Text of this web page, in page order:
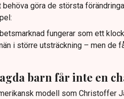
göra de största
fungerar som ett
i större utsträckning – men de
barn får inte en
modell som Christoffer